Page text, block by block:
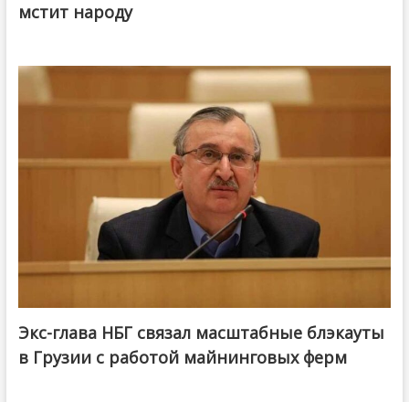
мстит народу
Экс-глава НБГ связал масштабные блэкауты
в Грузии с работой майнинговых ферм